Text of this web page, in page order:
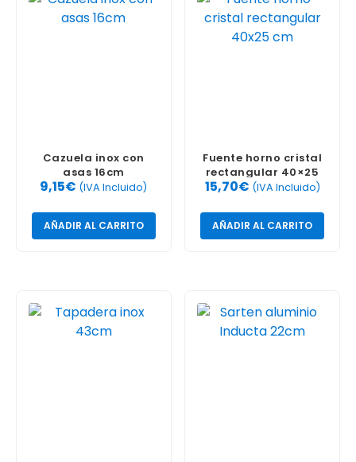
Cazuela inox con
asas 16cm
9,15€ (IVA Incluido)
AÑADIR AL CARRITO
Fuente horno cristal
rectangular 40×25
cm
15,70€ (IVA Incluido)
AÑADIR AL CARRITO